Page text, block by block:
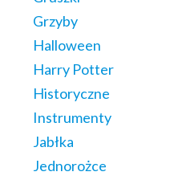
Grzyby
Halloween
Harry Potter
Historyczne
Instrumenty
Jabłka
Jednorożce